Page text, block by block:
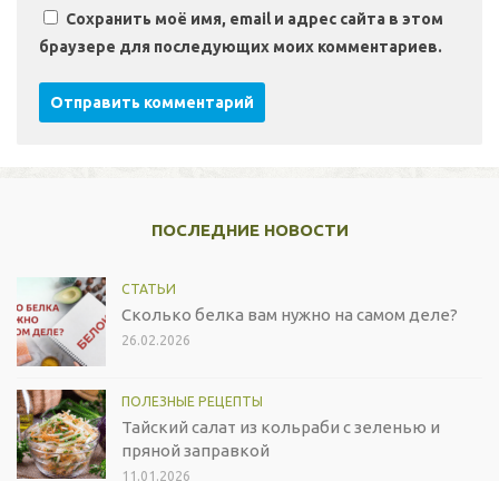
Сохранить моё имя, email и адрес сайта в этом
браузере для последующих моих комментариев.
ПОСЛЕДНИЕ НОВОСТИ
СТАТЬИ
Сколько белка вам нужно на самом деле?
26.02.2026
ПОЛЕЗНЫЕ РЕЦЕПТЫ
Тайский салат из кольраби с зеленью и
пряной заправкой
11.01.2026